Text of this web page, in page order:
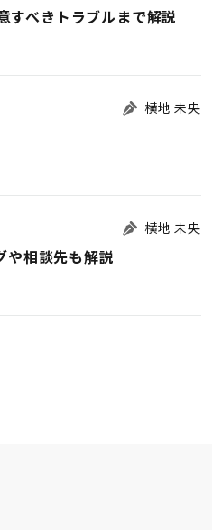
べきトラブルまで解説
横地 未央
横地 未央
や相談先も解説